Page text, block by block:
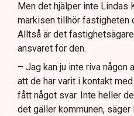
Men det hjälper inte Lindas
markisen tillhör fastigheten
Alltså är det
ansvaret för den.
– Jag kan ju inte riva någon
att de har varit i kontakt
fått något svar. Inte heller
det gäller kommunen, säger